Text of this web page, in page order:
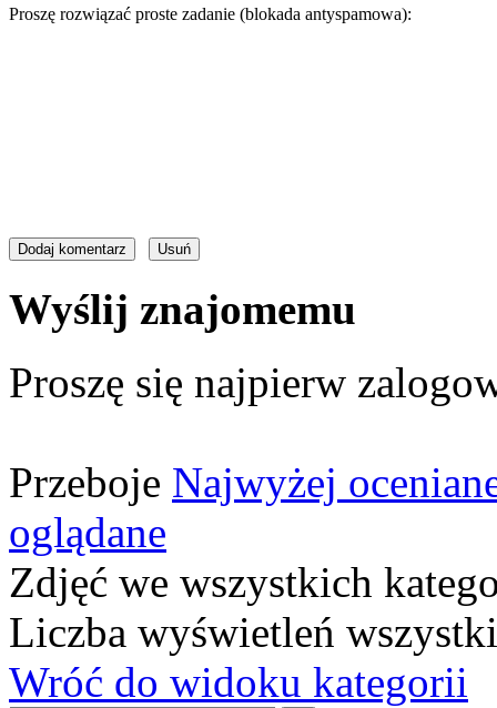
Proszę rozwiązać proste zadanie (blokada antyspamowa):
Wyślij znajomemu
Proszę się najpierw
Przeboje Najwyżej
oglądane
Zdjęć we wszystkich
Liczba wyświetleń
Wróć do widoku kategorii